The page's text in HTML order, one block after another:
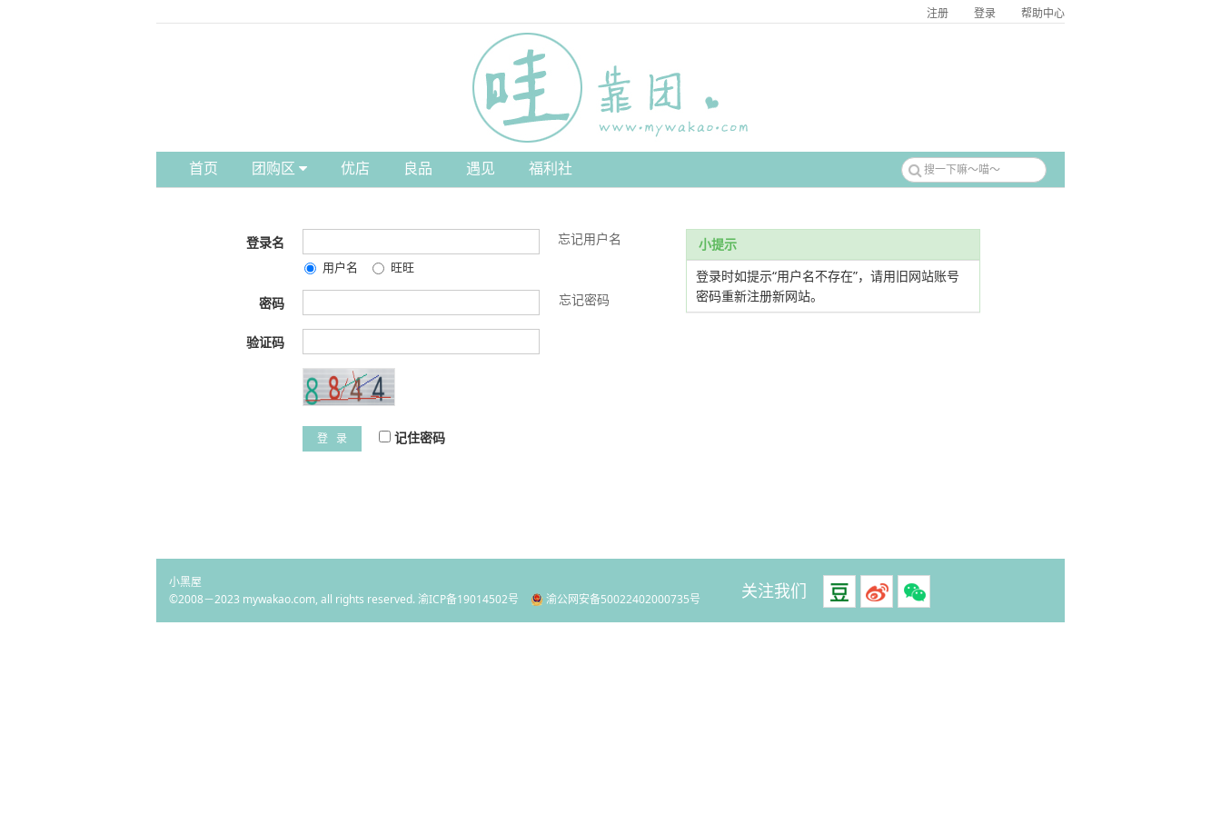
注册 登录 帮助中心
首页 团购区 优店 良品 遇见 福利社
登录名 忘记用户名
用户名 旺旺
密码 忘记密码
验证码
登 录 记住密码
小提示
登录时如提示“用户名不存在”，请用旧网站账号
密码重新注册新网站。
小黑屋
©2008－2023 mywakao.com, all rights reserved.渝ICP备19014502号 渝公网安备50022402000735号 关注我们